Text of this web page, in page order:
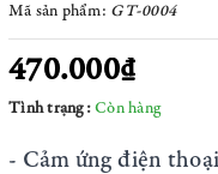
Mã sản phẩm: GT-0004
470.000₫
Tình trạng: Còn hàng
- Cảm ứng điện